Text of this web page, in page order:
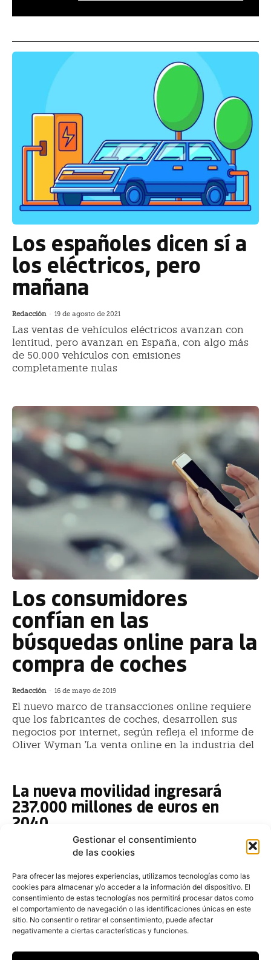
Gestionar el consentimiento
de las cookies
Para ofrecer las mejores experiencias, utilizamos tecnologías como las
cookies para almacenar y/o acceder a la información del dispositivo. El
consentimiento de estas tecnologías nos permitirá procesar datos como
el comportamiento de navegación o las identificaciones únicas en este
sitio. No consentir o retirar el consentimiento, puede afectar
negativamente a ciertas características y funciones.
Los españoles dicen sí a
los eléctricos, pero
mañana
Redacción - 19 de agosto de 2021
Las ventas de vehículos eléctricos avanzan con
lentitud, pero avanzan en España, con algo más
de 50.000 vehículos con emisiones
completamente nulas
Los consumidores
confían en las
búsquedas online para la
compra de coches
Redacción - 16 de mayo de 2019
El nuevo marco de transacciones online requiere
que los fabricantes de coches, desarrollen sus
negocios por internet, según refleja el informe de
Oliver Wyman 'La venta online en la industria del
La nueva movilidad ingresará
237.000 millones de euros en
2040
14 de noviembre de 2018
Los nuevos servicios de movilidad ingresarán unos
de Oliver Wyman “Movilidad 2040. Cruzada por la
movilidad inteligente”. El estudio
La mayoría de las ventas será de
vehículos eléctricos en 2040
Redacción - 23 de agosto de 2018